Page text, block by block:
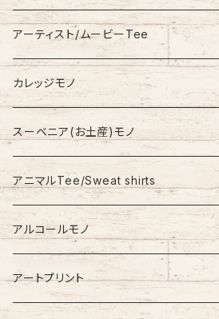
Knit/Sweater
Jacket
Nylon Jacket
Stadium Jumper
Down Jacket
Columbia
NAUTICA
NIKE
RALPH LAUREN
TOMMY HILFIGER
Levi’s
アーティスト/ムービーTee
カレッジモノ
スーベニア(お土産)モノ
アニマルTee/Sweat shirts
アルコールモノ
アートプリント